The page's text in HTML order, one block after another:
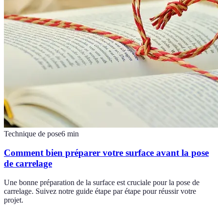
Technique de pose6 min
Comment bien préparer votre surface avant la pose
de carrelage
Une bonne préparation de la surface est cruciale pour la pose de
carrelage. Suivez notre guide étape par étape pour réussir votre
projet.